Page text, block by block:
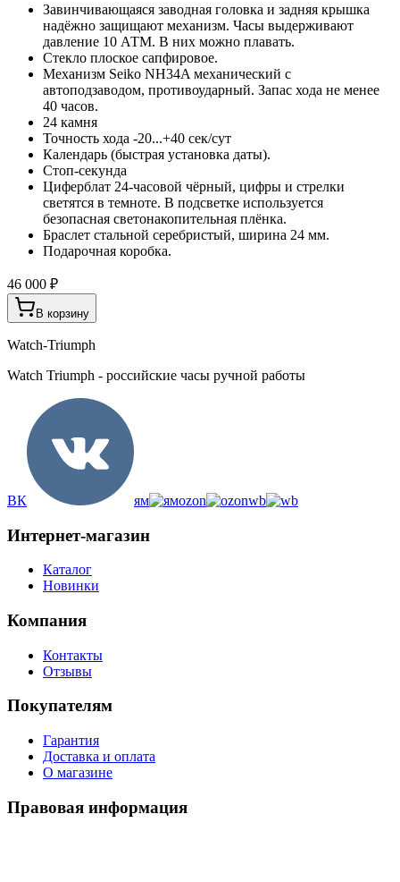
Завинчивающаяся заводная головка и задняя крышка
надёжно защищают механизм. Часы выдерживают
давление 10 АТМ. В них можно плавать.
Стекло плоское сапфировое.
Механизм Seiko NH34A механический с
автоподзаводом, противоударный. Запас хода не менее
40 часов.
24 камня
Точность хода -20...+40 сек/сут
Календарь (быстрая установка даты).
Стоп-секунда
Циферблат 24-часовой чёрный, цифры и стрелки
светятся в темноте. В подсветке используется
безопасная светонакопительная плёнка.
Браслет стальной серебристый, ширина 24 мм.
Подарочная коробка.
46 000 ₽
В корзину
Watch-Triumph
Watch Triumph - российские часы ручной работы
ВК ям ozon wb
Интернет-магазин
Каталог
Новинки
Компания
Контакты
Отзывы
Покупателям
Гарантия
Доставка и оплата
О магазине
Правовая информация